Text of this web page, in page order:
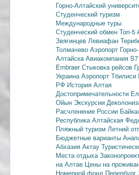
Горно-Алтайский
Студенческий туризм
Международные туры
Студенческий обмен Топ-5
Звягинцев Левиафан
Толмачево Аэропорт Горно-
АлтайскаАвиакомпания S7
EmbraerСтыковка рейсов
УкраинаАэропорт Тбилиси
РФ История Алтая
Достопримечательности
Ойын Экскурсии
Расчленение России
РеспубликаАлтайская
Пляжный туризм Летний
Бюджетные варианты
Абхазия Актау
Места отдыха
на Алтае Цены на
Номерной фонд Перербург